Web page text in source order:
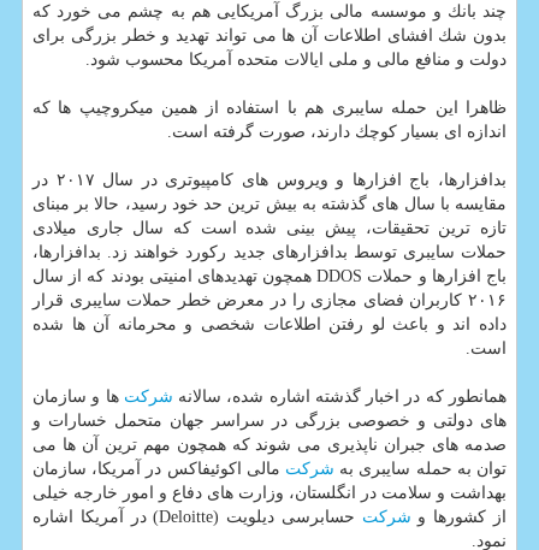
چند بانك و موسسه مالی بزرگ آمریكایی هم به چشم می خورد كه
بدون شك افشای اطلاعات آن ها می تواند تهدید و خطر بزرگی برای
دولت و منافع مالی و ملی ایالات متحده آمریكا محسوب شود.
ظاهرا این حمله سایبری هم با استفاده از همین میكروچیپ ها كه
اندازه ای بسیار كوچك دارند، صورت گرفته است.
بدافزارها، باج افزارها و ویروس های كامپیوتری در سال ۲۰۱۷ در
مقایسه با سال های گذشته به بیش ترین حد خود رسید، حالا بر مبنای
تازه ترین تحقیقات، پیش بینی شده است كه سال جاری میلادی
حملات سایبری توسط بدافزارهای جدید ركورد خواهند زد. بدافزارها،
باج افزارها و حملات DDOS همچون تهدیدهای امنیتی بودند كه از سال
۲۰۱۶ كاربران فضای مجازی را در معرض خطر حملات سایبری قرار
داده اند و باعث لو رفتن اطلاعات شخصی و محرمانه آن ها شده
است.
همانطور كه در اخبار گذشته اشاره شده، سالانه شركت ها و سازمان
های دولتی و خصوصی بزرگی در سراسر جهان متحمل خسارات و
صدمه های جبران ناپذیری می شوند كه همچون مهم ترین آن ها می
توان به حمله سایبری به شركت مالی اكوئیفاكس در آمریكا، سازمان
بهداشت و سلامت در انگلستان، وزارت های دفاع و امور خارجه خیلی
از كشورها و شركت
حسابرسی دیلویت (Deloitte) در آمریكا اشاره
نمود.